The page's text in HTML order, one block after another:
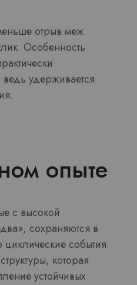
отрыв меж
Особенность
удерживается
опыте
с высокой
сохраняются в
события.
которая
устойчивых